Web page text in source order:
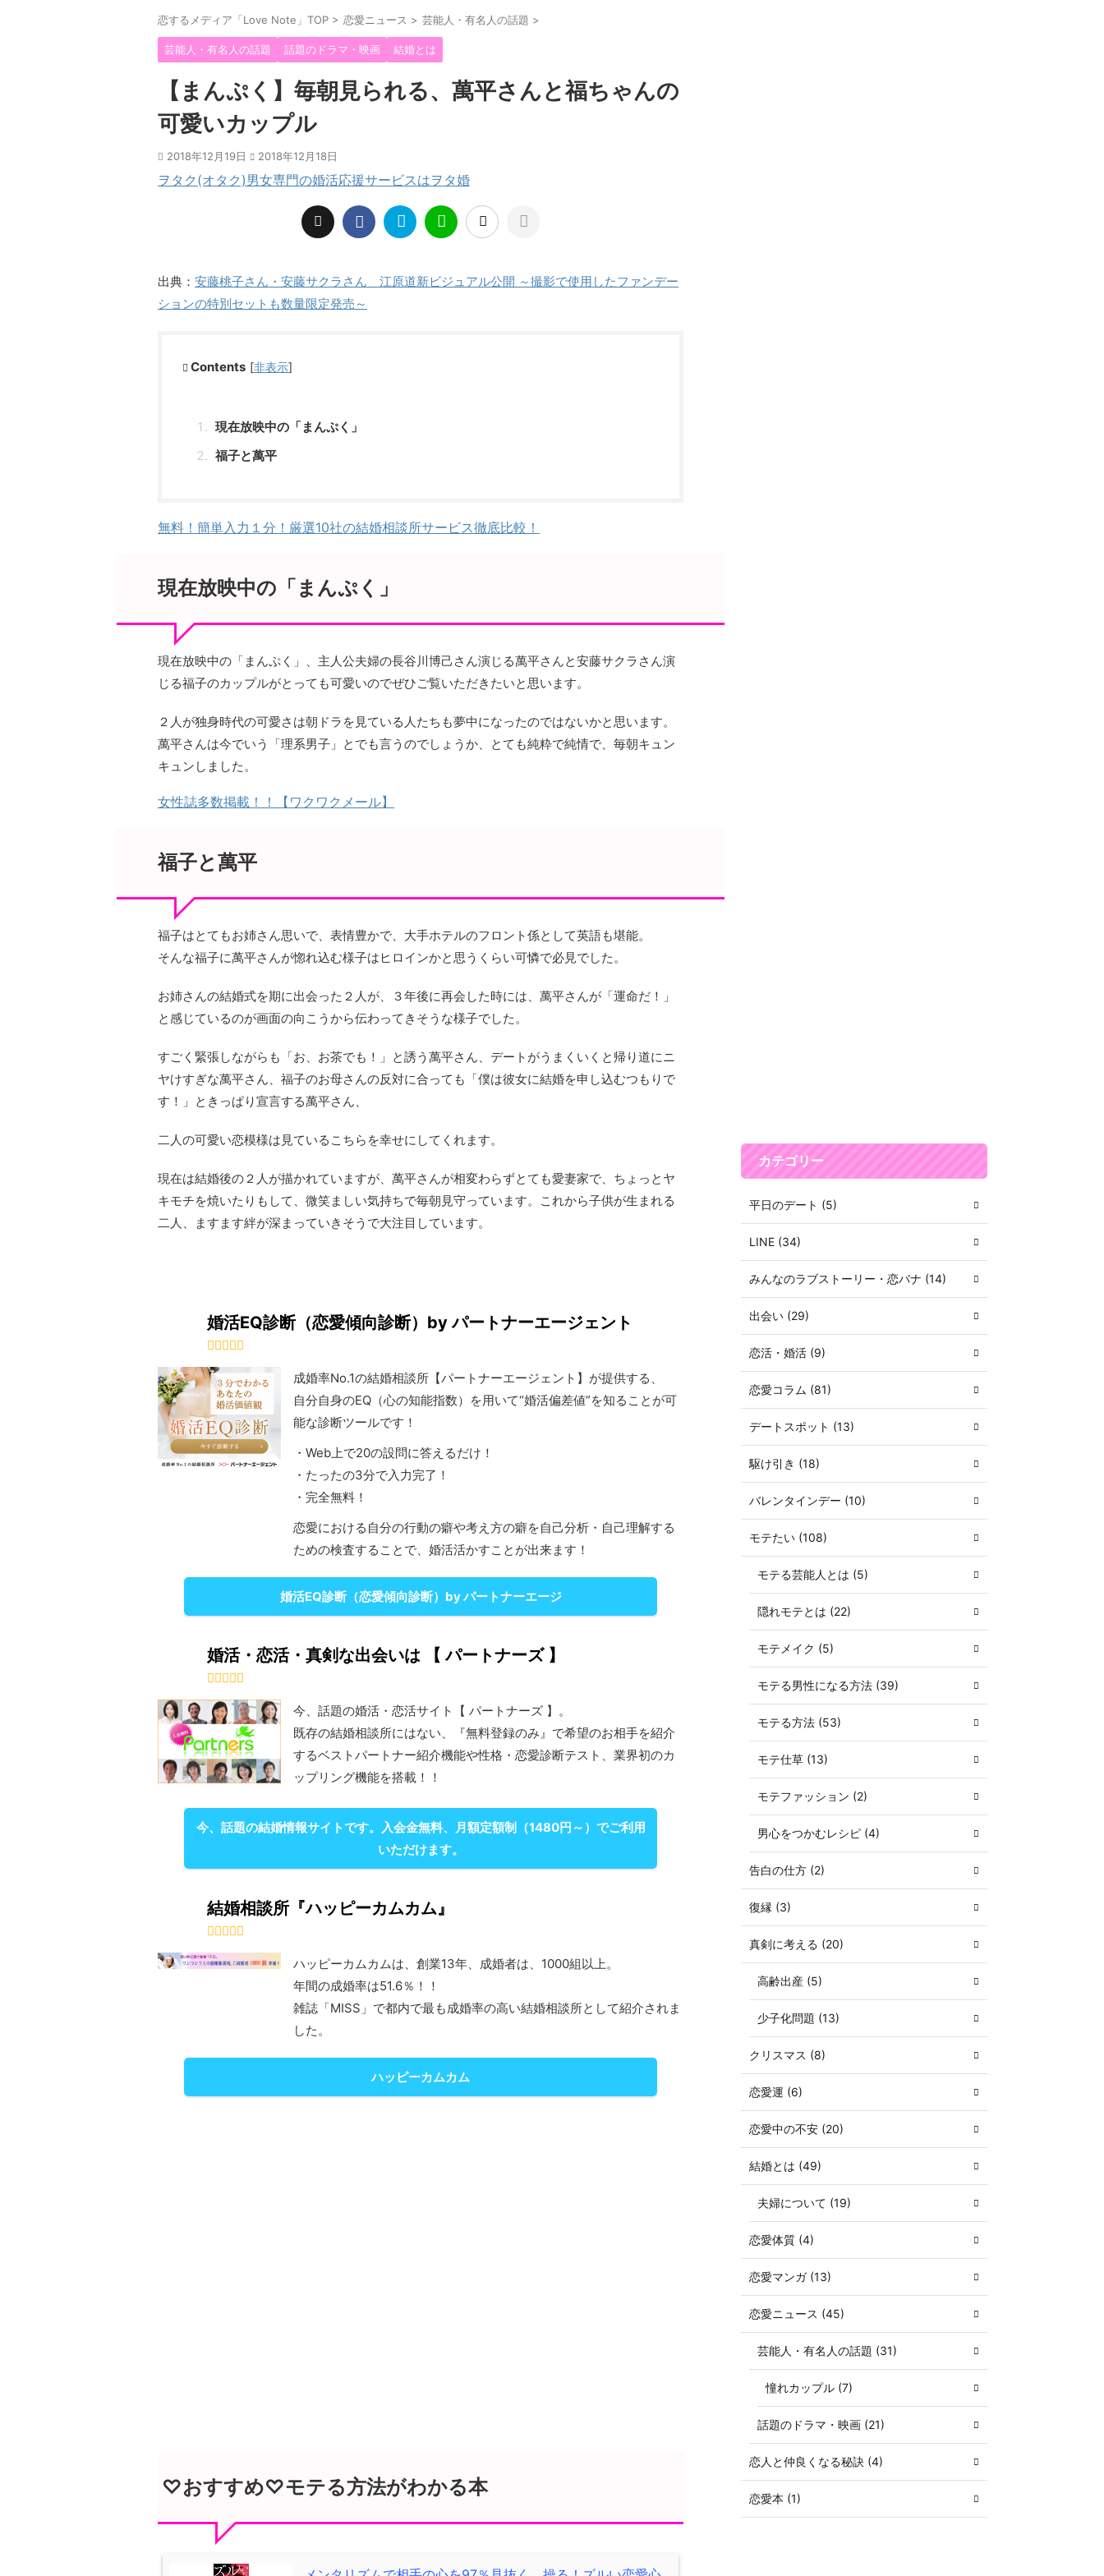
恋するメディア「Love Note」TOP > 恋愛ニュース > 芸能人・有名人の話題 >
芸能人・有名人の話題 話題のドラマ・映画 結婚とは
【まんぷく】毎朝見られる、萬平さんと福ちゃんの
可愛いカップル
2018年12月19日 2018年12月18日
ヲタク(オタク)男女専門の婚活応援サービスはヲタ婚
出典： 安藤桃子さん・安藤サクラさん 江原道新ビジュアル公開 ～撮影で使用したファンデー
ションの特別セットも数量限定発売～
Contents [非表示]
現在放映中の「まんぷく」
福子と萬平
無料！簡単入力１分！厳選10社の結婚相談所サービス徹底比較！
現在放映中の「まんぷく」
現在放映中の「まんぷく」、主人公夫婦の長谷川博己さん演じる萬平さんと安藤サクラさん演
じる福子のカップルがとっても可愛いのでぜひご覧いただきたいと思います。
２人が独身時代の可愛さは朝ドラを見ている人たちも夢中になったのではないかと思います。
萬平さんは今でいう「理系男子」とでも言うのでしょうか、とても純粋で純情で、毎朝キュン
キュンしました。
女性誌多数掲載！！【ワクワクメール】
福子と萬平
福子はとてもお姉さん思いで、表情豊かで、大手ホテルのフロント係として英語も堪能。
そんな福子に萬平さんが惚れ込む様子はヒロインかと思うくらい可憐で必見でした。
お姉さんの結婚式を期に出会った２人が、３年後に再会した時には、萬平さんが「運命だ！」
と感じているのが画面の向こうから伝わってきそうな様子でした。
すごく緊張しながらも「お、お茶でも！」と誘う萬平さん、デートがうまくいくと帰り道にニ
ヤけすぎな萬平さん、福子のお母さんの反対に合っても「僕は彼女に結婚を申し込むつもりで
す！」ときっぱり宣言する萬平さん、
二人の可愛い恋模様は見ているこちらを幸せにしてくれます。
現在は結婚後の２人が描かれていますが、萬平さんが相変わらずとても愛妻家で、ちょっとヤ
キモチを焼いたりもして、微笑ましい気持ちで毎朝見守っています。これから子供が生まれる
二人、ますます絆が深まっていきそうで大注目しています。
婚活EQ診断（恋愛傾向診断）by パートナーエージェント
成婚率No.1の結婚相談所【パートナーエージェント】が提供する、
自分自身のEQ（心の知能指数）を用いて“婚活偏差値”を知ることが可
能な診断ツールです！
・Web上で20の設問に答えるだけ！
・たったの3分で入力完了！
・完全無料！
恋愛における自分の行動の癖や考え方の癖を自己分析・自己理解する
ための検査することで、婚活活かすことが出来ます！
婚活EQ診断（恋愛傾向診断）by パートナーエージ
婚活・恋活・真剣な出会いは 【 パートナーズ 】
今、話題の婚活・恋活サイト【 パートナーズ 】。
既存の結婚相談所にはない、『無料登録のみ』で希望のお相手を紹介
するベストパートナー紹介機能や性格・恋愛診断テスト、業界初のカ
ップリング機能を搭載！！
今、話題の結婚情報サイトです。入会金無料、月額定額制（1480円～）でご利用
いただけます。
結婚相談所『ハッピーカムカム』
ハッピーカムカムは、創業13年、成婚者は、1000組以上。
年間の成婚率は51.6％！！
雑誌「MISS」で都内で最も成婚率の高い結婚相談所として紹介されま
した。
ハッピーカムカム
♡おすすめ♡モテる方法がわかる本
カテゴリー
平日のデート (5)
LINE (34)
みんなのラブストーリー・恋バナ (14)
出会い (29)
恋活・婚活 (9)
恋愛コラム (81)
デートスポット (13)
駆け引き (18)
バレンタインデー (10)
モテたい (108)
モテる芸能人とは (5)
隠れモテとは (22)
モテメイク (5)
モテる男性になる方法 (39)
モテる方法 (53)
モテ仕草 (13)
モテファッション (2)
男心をつかむレシピ (4)
告白の仕方 (2)
復縁 (3)
真剣に考える (20)
高齢出産 (5)
少子化問題 (13)
クリスマス (8)
恋愛運 (6)
恋愛中の不安 (20)
結婚とは (49)
夫婦について (19)
恋愛体質 (4)
恋愛マンガ (13)
恋愛ニュース (45)
芸能人・有名人の話題 (31)
憧れカップル (7)
話題のドラマ・映画 (21)
恋人と仲良くなる秘訣 (4)
恋愛本 (1)